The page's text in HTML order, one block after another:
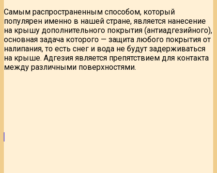
Самым распространенным способом, который
популярен именно в нашей стране, является нанесение
на крышу дополнительного покрытия (антиадгезийного),
основная задача которого — защита любого покрытия от
налипания, то есть снег и вода не будут задерживаться
на крыше. Адгезия является препятствием для контакта
между различными поверхностями.